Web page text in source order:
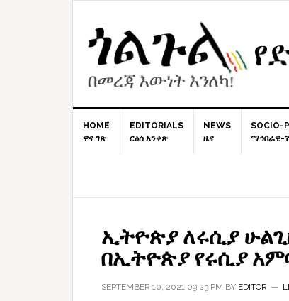
HOME
ዋና ገጽ
EDITORIALS
ርዕሰ አንቀጽ
NEWS
ዜና
SOCIO-
ማኅበራዊ-
ኢትዮጵያ ለሩሲያ
በኢትዮጵያ የሩሲያ
SEPTEMBER 10, 2021 09:23 PM BY EDITOR